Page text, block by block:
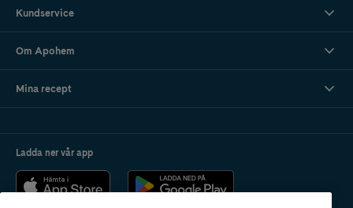
Kundservice
Om Apohem
Mina recept
Ladda ner vår app